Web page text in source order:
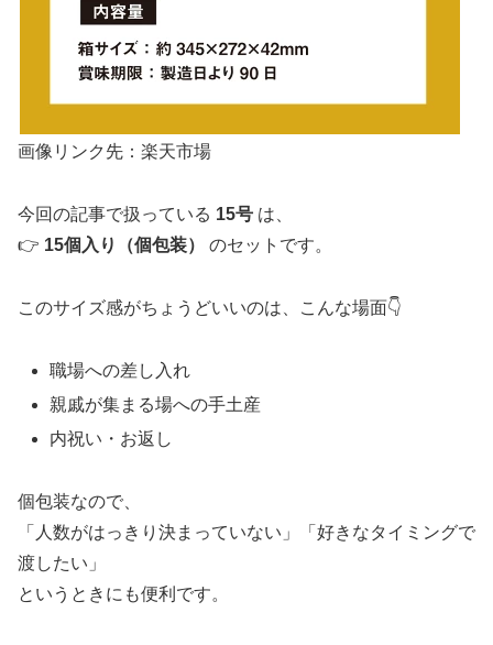
画像リンク先：楽天市場
今回の記事で扱っている 15号 は、
👉 15個入り（個包装） のセットです。
このサイズ感がちょうどいいのは、こんな場面👇
職場への差し入れ
親戚が集まる場への手土産
内祝い・お返し
個包装なので、
「人数がはっきり決まっていない」「好きなタイミングで
渡したい」
というときにも便利です。